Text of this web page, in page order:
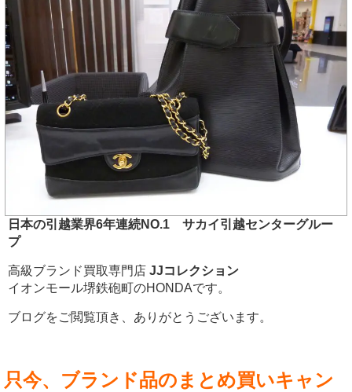
日本の引越業界6年連続NO.1 サカイ引越センターグルー
プ
高級ブランド買取専門店 JJコレクション
イオンモール堺鉄砲町のHONDAです。
ブログをご閲覧頂き、ありがとうございます。
只今、ブランド品のまとめ買いキャン